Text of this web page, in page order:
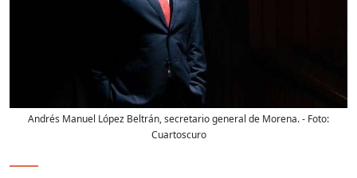
Andrés Manuel López Beltrán, secretario general de Morena.- Foto:
Cuartoscuro